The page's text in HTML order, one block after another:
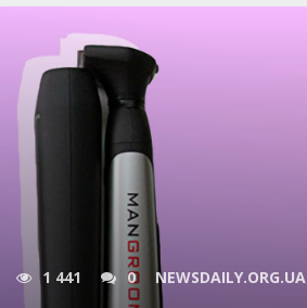
1 441 0 NEWSDAILY.ORG.UA